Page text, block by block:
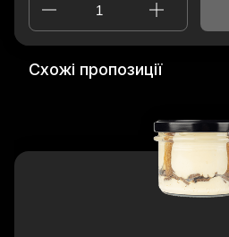
Схожі пропозиції